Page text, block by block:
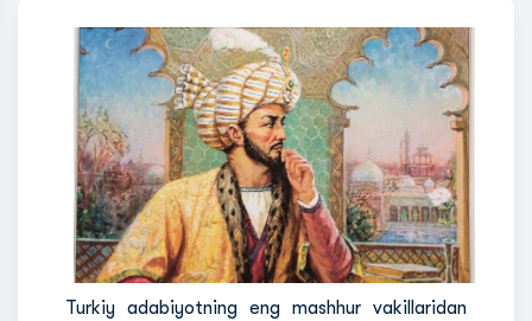
Turkiy adabiyotning eng mashhur vakillaridan